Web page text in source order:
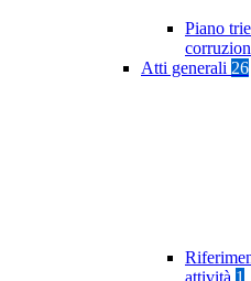
Piano
Atti generali 26